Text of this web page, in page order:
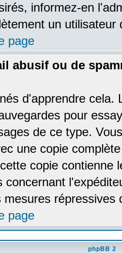
informez-en
un
page
abusif ou de
d'apprendre cela.
pour
de ce type.
une copie
copie contienne
concernant
mesures répressives
page
phpBB 2